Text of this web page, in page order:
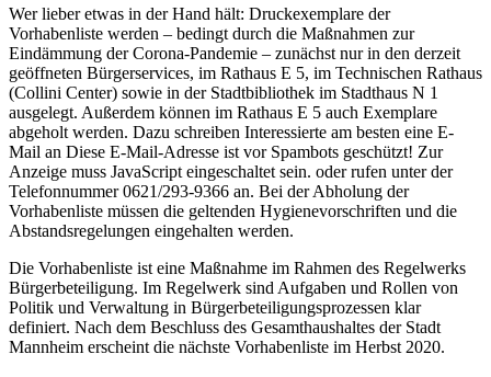
Wer lieber etwas in der Hand hält: Druckexemplare der
Vorhabenliste werden – bedingt durch die Maßnahmen zur
Eindämmung der Corona-Pandemie – zunächst nur in den derzeit
geöffneten Bürgerservices, im Rathaus E 5, im Technischen Rathaus
(Collini Center) sowie in der Stadtbibliothek im Stadthaus N 1
ausgelegt. Außerdem können im Rathaus E 5 auch Exemplare
abgeholt werden. Dazu schreiben Interessierte am besten eine E-
Mail an Diese E-Mail-Adresse ist vor Spambots geschützt! Zur
Anzeige muss JavaScript eingeschaltet sein. oder rufen unter der
Telefonnummer 0621/293-9366 an. Bei der Abholung der
Vorhabenliste müssen die geltenden Hygienevorschriften und die
Abstandsregelungen eingehalten werden.
Die Vorhabenliste ist eine Maßnahme im Rahmen des Regelwerks
Bürgerbeteiligung. Im Regelwerk sind Aufgaben und Rollen von
Politik und Verwaltung in Bürgerbeteiligungsprozessen klar
definiert. Nach dem Beschluss des Gesamthaushaltes der Stadt
Mannheim erscheint die nächste Vorhabenliste im Herbst 2020.